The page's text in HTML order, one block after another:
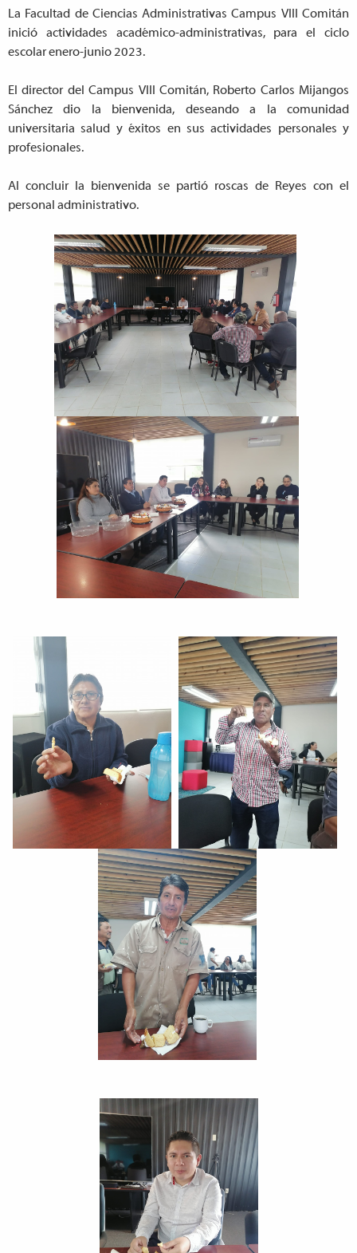
La Facultad de Ciencias Administrativas Campus VIII Comitán
inició actividades académico-administrativas, para el ciclo
escolar enero-junio 2023.
El director del Campus VIII Comitán, Roberto Carlos Mijangos
Sánchez dio la bienvenida, deseando a la comunidad
universitaria salud y éxitos en sus actividades personales y
profesionales.
Al concluir la bienvenida se partió roscas de Reyes con el
personal administrativo.